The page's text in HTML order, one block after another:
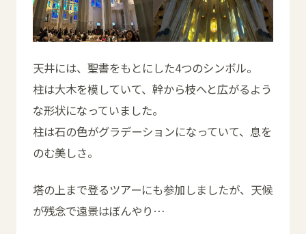
天井には、聖書をもとにした4つのシンボル。
柱は大木を模していて、幹から枝へと広がるよう
な形状になっていました。
柱は石の色がグラデーションになっていて、息を
のむ美しさ。
塔の上まで登るツアーにも参加しましたが、天候
が残念で遠景はぼんやり…